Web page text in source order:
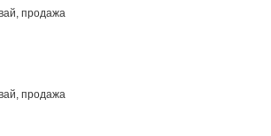
продажа
продажа